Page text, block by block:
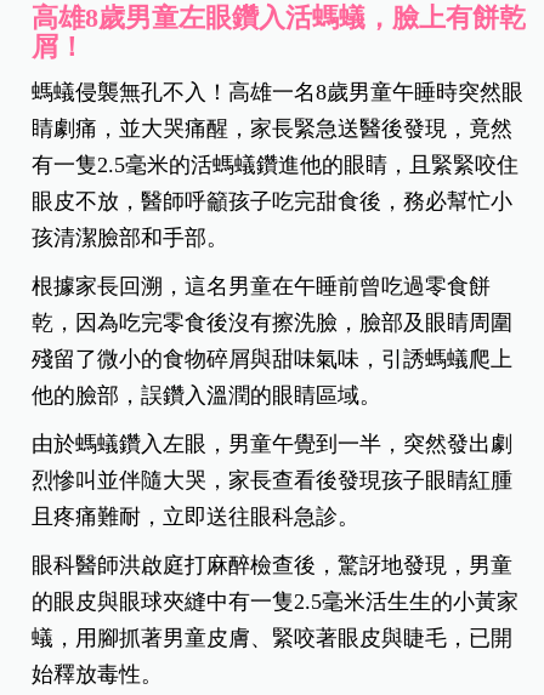
高雄8歲男童左眼鑽入活螞蟻，臉上有餅乾
屑！
螞蟻侵襲無孔不入！高雄一名8歲男童午睡時突然眼
睛劇痛，並大哭痛醒，家長緊急送醫後發現，竟然
有一隻2.5毫米的活螞蟻鑽進他的眼睛，且緊緊咬住
眼皮不放，醫師呼籲孩子吃完甜食後，務必幫忙小
孩清潔臉部和手部。
根據家長回溯，這名男童在午睡前曾吃過零食餅
乾，因為吃完零食後沒有擦洗臉，臉部及眼睛周圍
殘留了微小的食物碎屑與甜味氣味，引誘螞蟻爬上
他的臉部，誤鑽入溫潤的眼睛區域。
由於螞蟻鑽入左眼，男童午覺到一半，突然發出劇
烈慘叫並伴隨大哭，家長查看後發現孩子眼睛紅腫
且疼痛難耐，立即送往眼科急診。
眼科醫師洪啟庭打麻醉檢查後，驚訝地發現，男童
的眼皮與眼球夾縫中有一隻2.5毫米活生生的小黃家
蟻，用腳抓著男童皮膚、緊咬著眼皮與睫毛，已開
始釋放毒性。